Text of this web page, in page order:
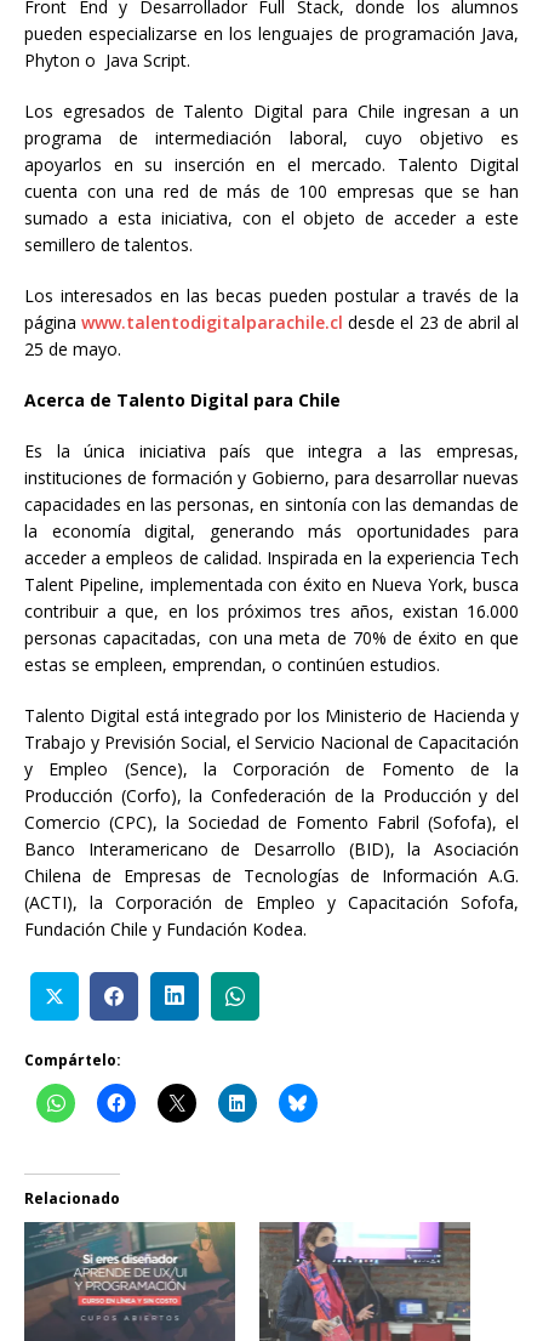
Front End y Desarrollador Full Stack, donde los alumnos
pueden especializarse en los lenguajes de programación Java,
Phyton o Java Script.
Los egresados de Talento Digital para Chile ingresan a un
programa de intermediación laboral, cuyo objetivo es
apoyarlos en su inserción en el mercado. Talento Digital
cuenta con una red de más de 100 empresas que se han
sumado a esta iniciativa, con el objeto de acceder a este
semillero de talentos.
Los interesados en las becas pueden postular a través de la
páginawww.talentodigitalparachile.cl desde el 23 de abril al
25 de mayo.
Acerca de Talento Digital para Chile
Es la única iniciativa país que integra a las empresas,
instituciones de formación y Gobierno, para desarrollar nuevas
capacidades en las personas, en sintonía con las demandas de
la economía digital, generando más oportunidades para
acceder a empleos de calidad. Inspirada en la experiencia Tech
Talent Pipeline, implementada con éxito en Nueva York, busca
contribuir a que, en los próximos tres años, existan 16.000
personas capacitadas, con una meta de 70% de éxito en que
estas se empleen, emprendan, o continúen estudios.
Talento Digital está integrado por los Ministerio de Hacienda y
Trabajo y Previsión Social, el Servicio Nacional de Capacitación
y Empleo (Sence), la Corporación de Fomento de la
Producción (Corfo), la Confederación de la Producción y del
Comercio (CPC), la Sociedad de Fomento Fabril (Sofofa), el
Banco Interamericano de Desarrollo (BID), la Asociación
Chilena de Empresas de Tecnologías de Información A.G.
(ACTI), la Corporación de Empleo y Capacitación Sofofa,
Fundación Chile y Fundación Kodea.
Compártelo:
Relacionado